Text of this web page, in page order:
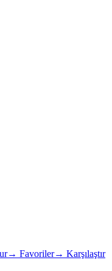
→ Favoriler→ Karşılaştır